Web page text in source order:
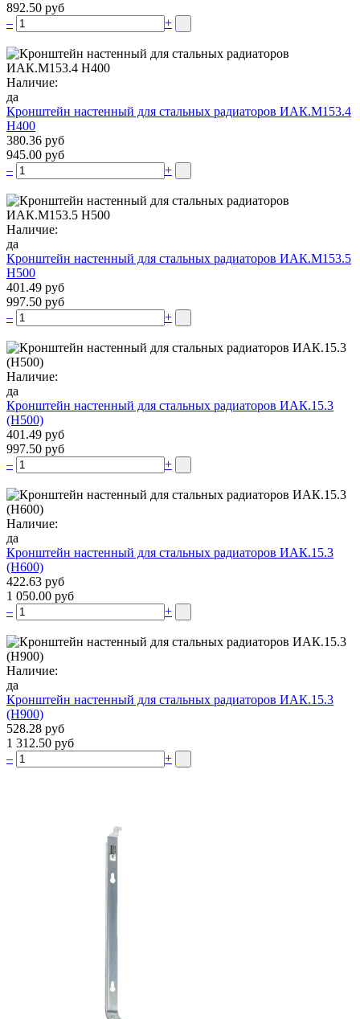
892.50 руб
–
+
Наличие:
да
Кронштейн настенный для стальных радиаторов ИАК.М153.4
Н400
380.36 руб
945.00 руб
–
+
Наличие:
да
Кронштейн настенный для стальных радиаторов ИАК.М153.5
Н500
401.49 руб
997.50 руб
–
+
Наличие:
да
Кронштейн настенный для стальных радиаторов ИАК.15.3
(H500)
401.49 руб
997.50 руб
–
+
Наличие:
да
Кронштейн настенный для стальных радиаторов ИАК.15.3
(H600)
422.63 руб
1 050.00 руб
–
+
Наличие:
да
Кронштейн настенный для стальных радиаторов ИАК.15.3
(H900)
528.28 руб
1 312.50 руб
–
+